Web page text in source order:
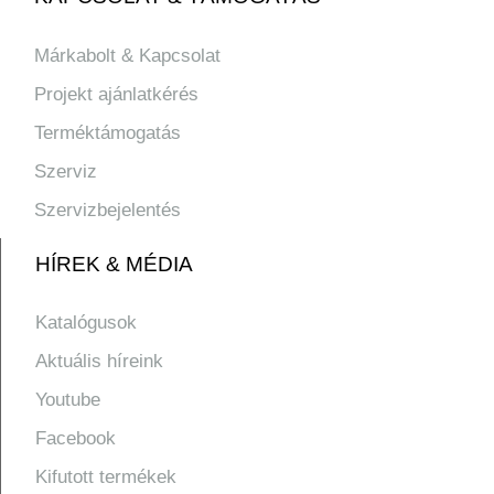
Márkabolt & Kapcsolat
Projekt ajánlatkérés
Terméktámogatás
Szerviz
Szervizbejelentés
HÍREK & MÉDIA
Katalógusok
Aktuális híreink
Youtube
Facebook
Kifutott termékek